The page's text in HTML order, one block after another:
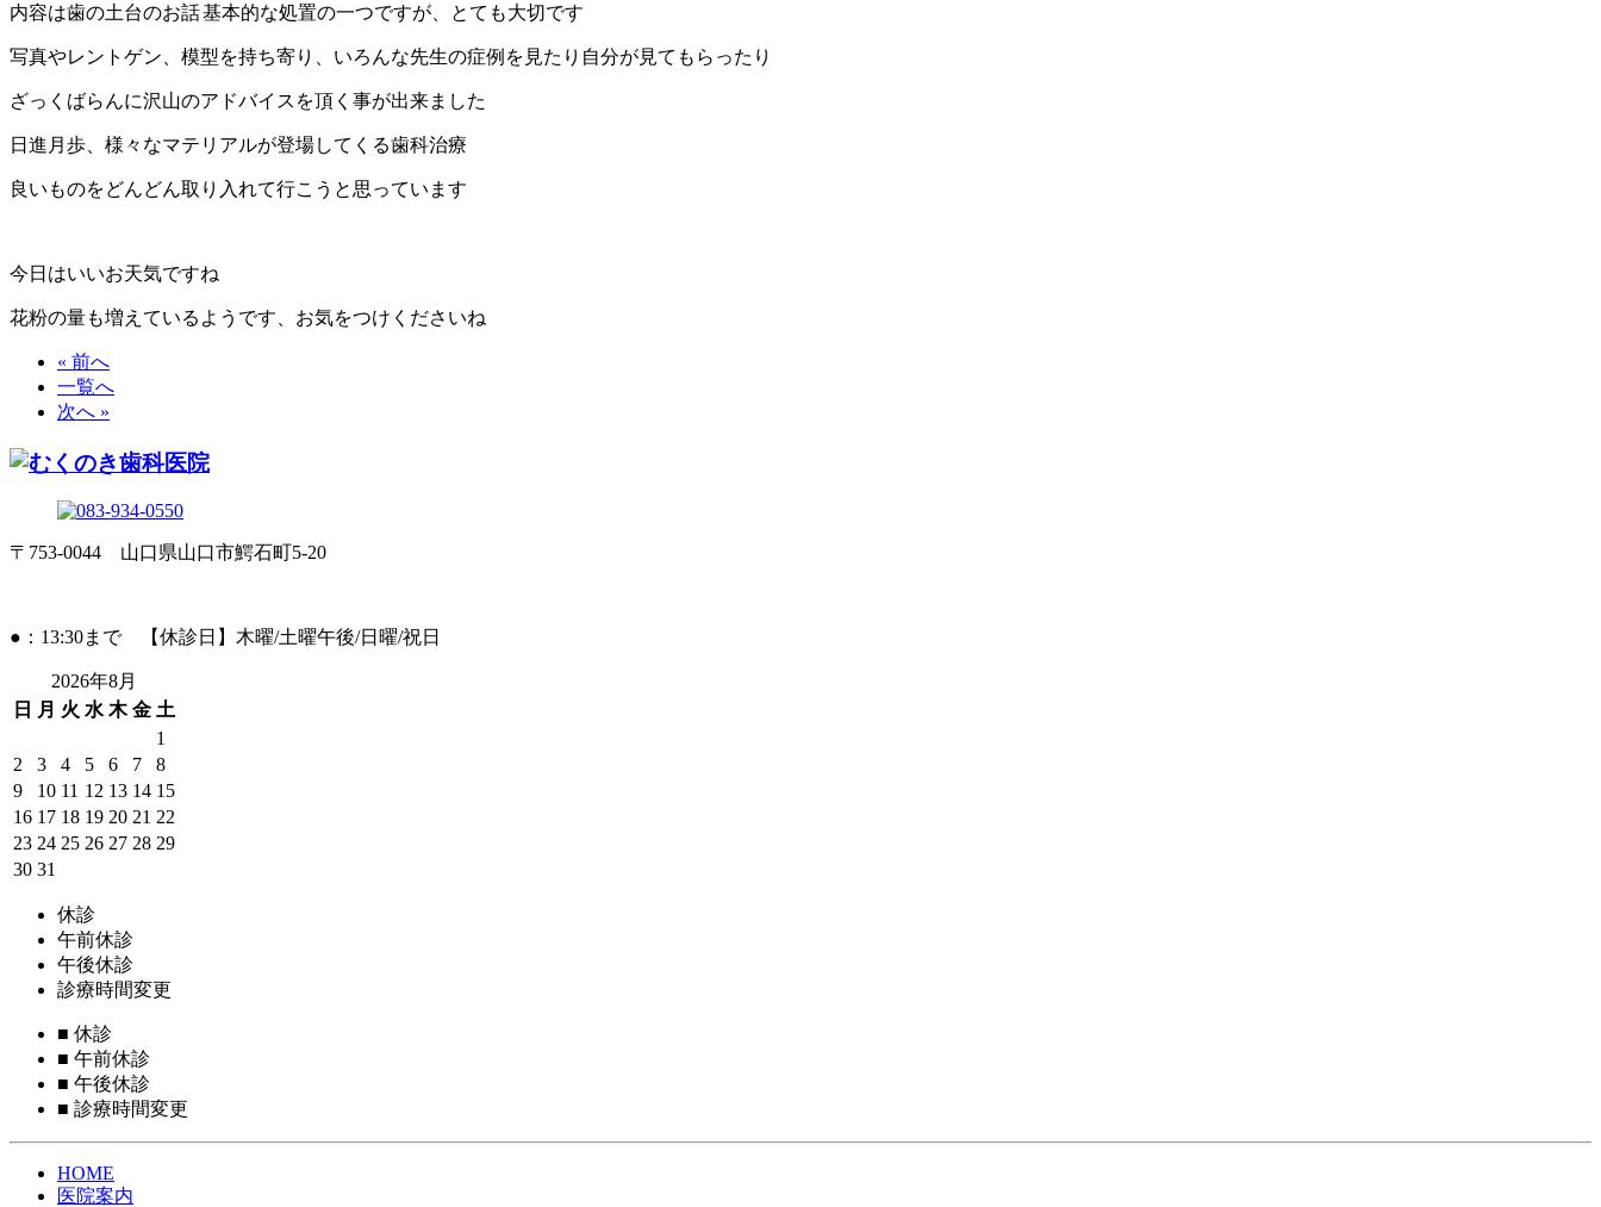
内容は歯の土台のお話基本的な処置の一つですが、とても大切です
写真やレントゲン、模型を持ち寄り、いろんな先生の症例を見たり自分が見てもらったり
ざっくばらんに沢山のアドバイスを頂く事が出来ました
日進月歩、様々なマテリアルが登場してくる歯科治療
良いものをどんどん取り入れて行こうと思っています
今日はいいお天気ですね
花粉の量も増えているようです、お気をつけくださいね
« 前へ
一覧へ
次へ »
〒753-0044 山口県山口市鰐石町5-20
●：13:30まで 【休診日】木曜/土曜午後/日曜/祝日
2026年8月
日
月 火 水 木 金 土
1
2
3 4 5 6 7
8
9
10 11 12 13 14 15
16 17 18 19 20 21 22
23 24 25 26 27 28 29
30 31
休診
午前休診
午後休診
診療時間変更
■ 休診
■ 午前休診
■ 午後休診
■ 診療時間変更
HOME
医院案内